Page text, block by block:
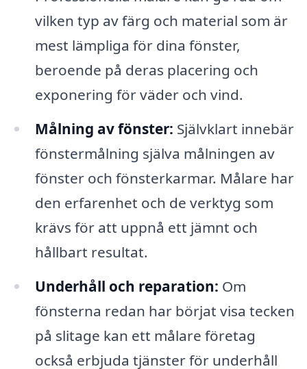
vilken typ av färg och material som är
mest lämpliga för dina fönster,
beroende på deras placering och
exponering för väder och vind.
Målning av fönster: Självklart innebär
fönstermålning själva målningen av
fönster och fönsterkarmar. Målare har
den erfarenhet och de verktyg som
krävs för att uppnå ett jämnt och
hållbart resultat.
Underhåll och reparation: Om
fönsterna redan har börjat visa tecken
på slitage kan ett målare företag
också erbjuda tjänster för underhåll